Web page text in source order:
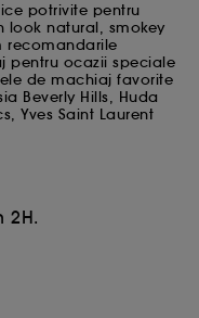
potrivite pentru
look natural, smokey
recomandarile
pentru ocazii speciale
de machiaj favorite
Beverly Hills, Huda
Yves Saint Laurent
2H.